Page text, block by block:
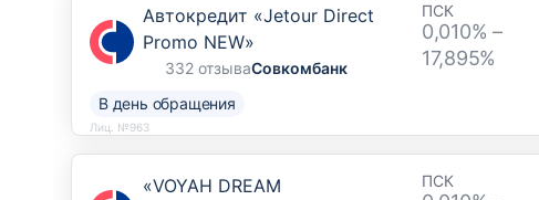
Автокредит «Jetour Direct
Promo NEW»
332 отзываСовкомбанк
ПСК
0,010% –
17,895%
В день обращения
Лиц. №963
«VOYAH DREAM
ПСК